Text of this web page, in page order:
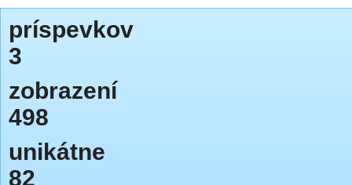
príspevkov
3
zobrazení
498
unikátne
82